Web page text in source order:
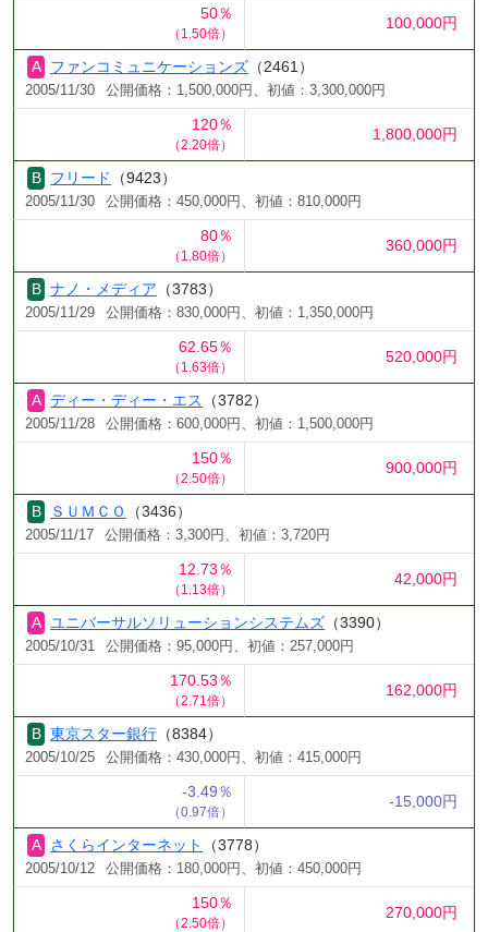
50％
（1.50倍）
100,000円
ファンコミュニケーションズ （2461）
2005/11/30 公開価格：1,500,000円、初値：3,300,000円
120％
（2.20倍）
1,800,000円
フリード （9423）
2005/11/30 公開価格：450,000円、初値：810,000円
80％
（1.80倍）
360,000円
ナノ・メディア （3783）
2005/11/29 公開価格：830,000円、初値：1,350,000円
62.65％
（1.63倍）
520,000円
ディー・ディー・エス （3782）
2005/11/28 公開価格：600,000円、初値：1,500,000円
150％
（2.50倍）
900,000円
ＳＵＭＣＯ （3436）
2005/11/17 公開価格：3,300円、初値：3,720円
12.73％
（1.13倍）
42,000円
ユニバーサルソリューションシステムズ （3390）
2005/10/31 公開価格：95,000円、初値：257,000円
170.53％
（2.71倍）
162,000円
東京スター銀行 （8384）
2005/10/25 公開価格：430,000円、初値：415,000円
-3.49％
（0.97倍）
-15,000円
さくらインターネット （3778）
2005/10/12 公開価格：180,000円、初値：450,000円
150％
（2.50倍）
270,000円